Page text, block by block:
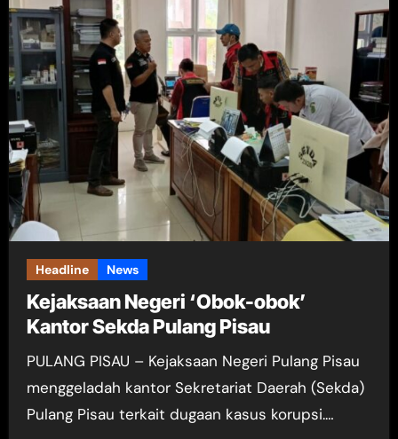
Headline News
Kejaksaan Negeri ‘Obok-obok’
Kantor Sekda Pulang Pisau
PULANG PISAU – Kejaksaan Negeri Pulang Pisau
menggeladah kantor Sekretariat Daerah (Sekda)
Pulang Pisau terkait dugaan kasus korupsi.…